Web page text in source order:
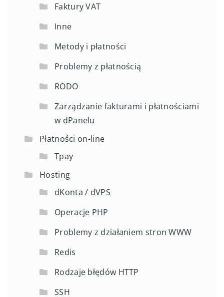
Faktury VAT
Inne
Metody i płatności
Problemy z płatnością
RODO
Zarządzanie fakturami i płatnościami
w dPanelu
Płatności on-line
Tpay
Hosting
dKonta / dVPS
Operacje PHP
Problemy z działaniem stron WWW
Redis
Rodzaje błędów HTTP
SSH